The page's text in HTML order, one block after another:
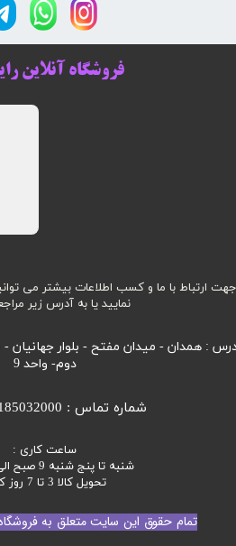
تمام حقوق این سایت متعلق به فروشگاه
جهت ارتباط با ما و کسب اطلاعات بیشتر می
نمایید یا به آدرس زیر
: همدان - میدان مفتح - بلوار
دوم- واحد 9
ساعت کاری :
شنبه تا پنج شنبه 9 صبح الی 8 شب
تحویل کالا 3 تا 7 روز کاری
شماره تماس : 09185032000 محرابی
فروشگاه آنلاین